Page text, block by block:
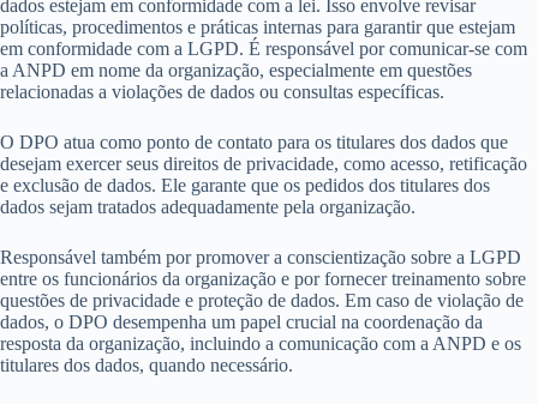
dados estejam em conformidade com a lei. Isso envolve revisar
políticas, procedimentos e práticas internas para garantir que estejam
em conformidade com a LGPD. É responsável por comunicar-se com
a ANPD em nome da organização, especialmente em questões
relacionadas a violações de dados ou consultas específicas.
O DPO atua como ponto de contato para os titulares dos dados que
desejam exercer seus direitos de privacidade, como acesso, retificação
e exclusão de dados. Ele garante que os pedidos dos titulares dos
dados sejam tratados adequadamente pela organização.
Responsável também por promover a conscientização sobre a LGPD
entre os funcionários da organização e por fornecer treinamento sobre
questões de privacidade e proteção de dados. Em caso de violação de
dados, o DPO desempenha um papel crucial na coordenação da
resposta da organização, incluindo a comunicação com a ANPD e os
titulares dos dados, quando necessário.